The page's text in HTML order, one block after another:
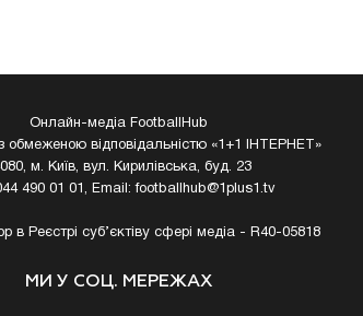
Онлайн-медіа FootballHub
обмеженою відповідальністю «1+1 ІНТЕРНЕТ»
м. Київ, вул. Кирилівська, буд. 23
490 01 01, Email:footballhub@1plus1.tv
в Реєстрі суб’єктіву сфері медіа - R40-05818
МИ У СОЦ. МЕРЕЖАХ